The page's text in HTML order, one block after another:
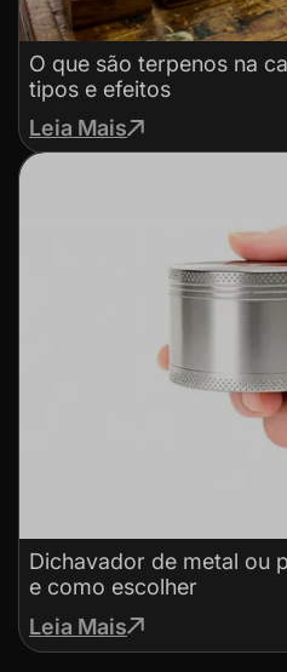
O que são terpenos na
tipos e efeitos
Leia Mais
Dichavador de metal ou
e como escolher
Leia Mais